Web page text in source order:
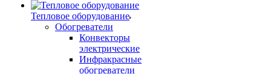
Тепловое оборудование
Обогреватели
Конвекторы
электрические
Инфракрасные
обогреватели